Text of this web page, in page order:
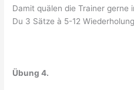
Damit quälen die Trainer
Du 3 Sätze à 5-12
Übung 4.